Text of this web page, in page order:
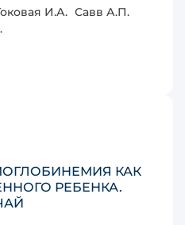
И.А. Савв А.П.
КАК
РЕБЕНКА.